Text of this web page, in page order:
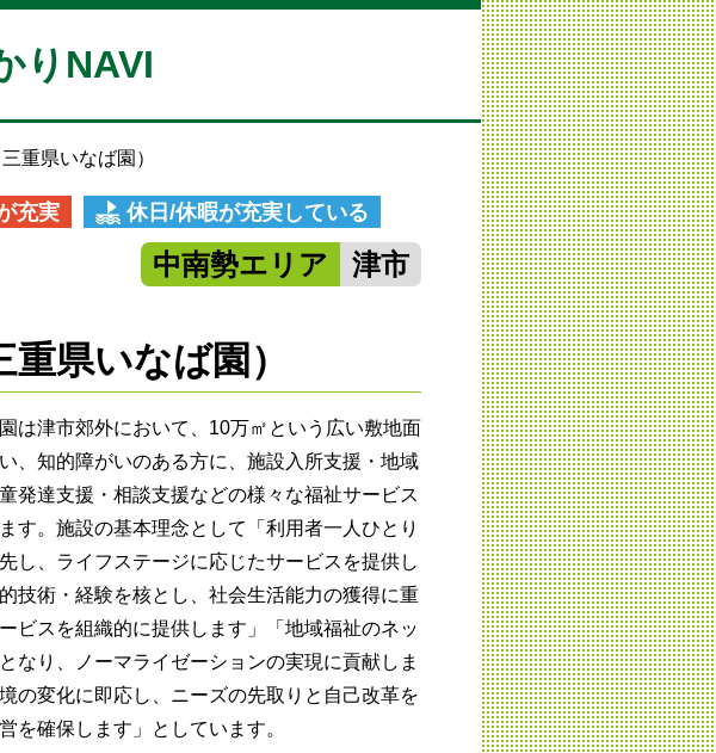
りNAVI
重県いなば園）
充実 休日/休暇が充実している
中南勢エリア 津市
県いなば園）
は津市郊外において、10万㎡という広い敷地面
、知的障がいのある方に、施設入所支援・地域
発達支援・相談支援などの様々な福祉サービス
す。施設の基本理念として「利用者一人ひとり
し、ライフステージに応じたサービスを提供し
技術・経験を核とし、社会生活能力の獲得に重
ビスを組織的に提供します」「地域福祉のネッ
なり、ノーマライゼーションの実現に貢献しま
の変化に即応し、ニーズの先取りと自己改革を
を確保します」としています。